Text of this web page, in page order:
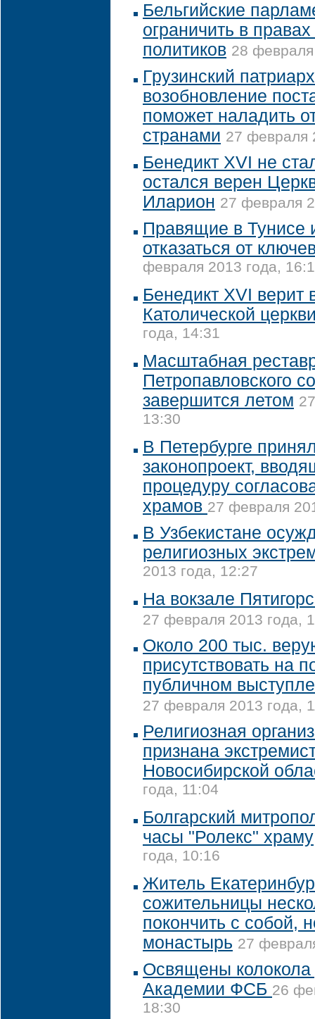
Бельгийские
ограничить в
политиков 28
Грузинский
возобновление
поможет наладить
странами 27 февраля
Бенедикт XVI не
остался верен
Иларион 27 февраля
Правящие в Тунисе
отказаться от
февраля 2013 года,
Бенедикт XVI верит
Католической
года, 14:31
Масштабная
Петропавловского
завершится летом
13:30
В Петербурге
законопроект,
процедуру
храмов 27 февраля
В Узбекистане
религиозных
2013 года, 12:27
На вокзале
27 февраля 2013 года,
Около 200 тыс.
присутствовать на
публичном
27 февраля 2013 года,
Религиозная
признана
Новосибирской
года, 11:04
Болгарский
часы "Ролекс" храму
года, 10:16
Житель
сожительницы
покончить с собой,
монастырь 27
Освящены
Академии ФСБ 26
18:30